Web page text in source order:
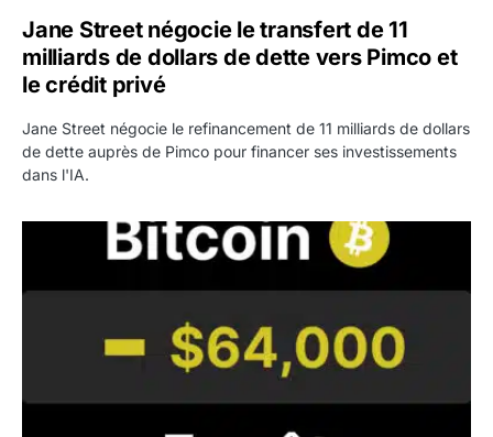
Jane Street négocie le transfert de 11
milliards de dollars de dette vers Pimco et
le crédit privé
Jane Street négocie le refinancement de 11 milliards de dollars
de dette auprès de Pimco pour financer ses investissements
dans l'IA.
Bitcoin stagne à 64 000 dollars pendant que les